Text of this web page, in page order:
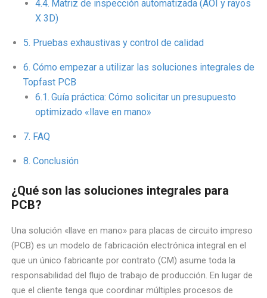
Matriz de inspección automatizada (AOI y rayos
X 3D)
Pruebas exhaustivas y control de calidad
Cómo empezar a utilizar las soluciones integrales de
Topfast PCB
Guía práctica: Cómo solicitar un presupuesto
optimizado «llave en mano»
FAQ
Conclusión
¿Qué son las soluciones integrales para
PCB?
Una solución «llave en mano» para placas de circuito impreso
(PCB) es un modelo de fabricación electrónica integral en el
que un único fabricante por contrato (CM) asume toda la
responsabilidad del flujo de trabajo de producción. En lugar de
que el cliente tenga que coordinar múltiples procesos de